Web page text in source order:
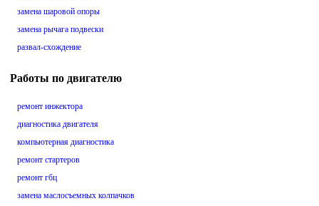
замена шаровой опоры
замена рычага подвески
развал-схождение
Работы по двигателю
ремонт инжектора
диагностика двигателя
компьютерная диагностика
ремонт стартеров
ремонт гбц
замена маслосъемных колпачков